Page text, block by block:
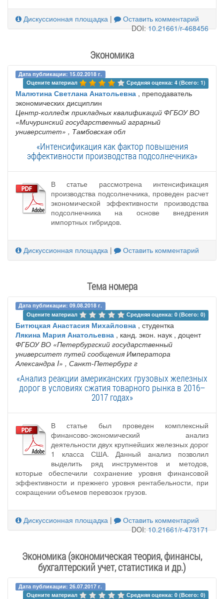
Дискуссионная площадка |
Оставить комментарий
DOI:10.21661/r-468456
Экономика
Дата публикации: 15.02.2018 г.
Оцените материал
Средняя оценка: 4 (Всего: 1)
Малютина Светлана Анатольевна , преподаватель
экономических дисциплин
Центр-колледж прикладных квалификаций ФГБОУ ВО
«Мичуринский государственный аграрный
университет» , Тамбовская обл
«Интенсификация как фактор повышения
эффективности производства подсолнечника»
В статье рассмотрена интенсификация
производства подсолнечника, проведен расчет
экономической эффективности производства
подсолнечника на основе внедрения
импортных гибридов.
Дискуссионная площадка | Оставить комментарий
Тема номера
Дата публикации: 09.08.2018 г.
Оцените материал
Средняя оценка: 0 (Всего: 0)
Битюцкая Анастасия Михайловна , студентка
Лякина Мария Анатольевна , канд. экон. наук , доцент
ФГБОУ ВО «Петербургский государственный
университет путей сообщения Императора
Александра I» , Санкт-Петербург г
«Анализ реакции американских грузовых железных
дорог в условиях сжатия товарного рынка в 2016–
2017 годах»
В статье был проведен комплексный
финансово-экономический анализ
деятельности двух крупнейших железных дорог
1 класса США. Данный анализ позволил
выделить ряд инструментов и методов,
которые обеспечили сохранение уровня финансовой
эффективности и прежнего уровня рентабельности, при
сокращении объемов перевозок грузов.
Дискуссионная площадка |
Оставить комментарий
DOI:10.21661/r-473171
Экономика (экономическая теория, финансы,
бухгалтерский учет, статистика и др.)
Дата публикации: 26.07.2017 г.
Оцените материал
Средняя оценка: 0 (Всего: 0)